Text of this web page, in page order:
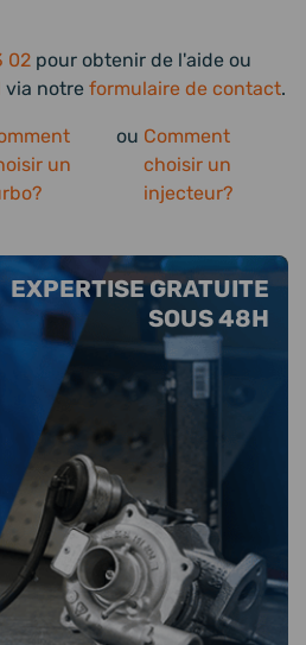
EXPERTISE GRATUITE
SOUS 48H
02 pour obtenir de l'aide ou
via notre formulaire de contact.
un
ou Comment
choisir un
injecteur?